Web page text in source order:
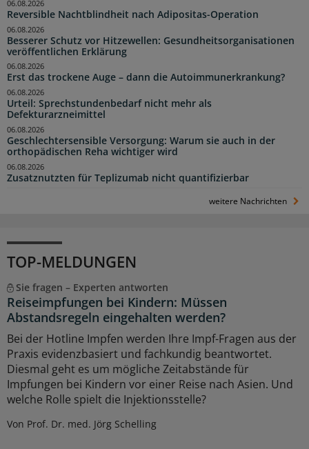
Reversible Nachtblindheit nach Adipositas-Operation
06.08.2026
Besserer Schutz vor Hitzewellen: Gesundheitsorganisationen
veröffentlichen Erklärung
06.08.2026
Erst das trockene Auge – dann die Autoimmunerkrankung?
06.08.2026
Urteil: Sprechstundenbedarf nicht mehr als
Defekturarzneimittel
06.08.2026
Geschlechtersensible Versorgung: Warum sie auch in der
orthopädischen Reha wichtiger wird
06.08.2026
Zusatznutzten für Teplizumab nicht quantifizierbar
06.08.2026
weitere Nachrichten
TOP-MELDUNGEN
Sie fragen – Experten antworten
Reiseimpfungen bei Kindern: Müssen
Abstandsregeln eingehalten werden?
Bei der Hotline Impfen werden Ihre Impf-Fragen aus der
Praxis evidenzbasiert und fachkundig beantwortet.
Diesmal geht es um mögliche Zeitabstände für
Impfungen bei Kindern vor einer Reise nach Asien. Und
welche Rolle spielt die Injektionsstelle?
Von Prof. Dr. med. Jörg Schelling